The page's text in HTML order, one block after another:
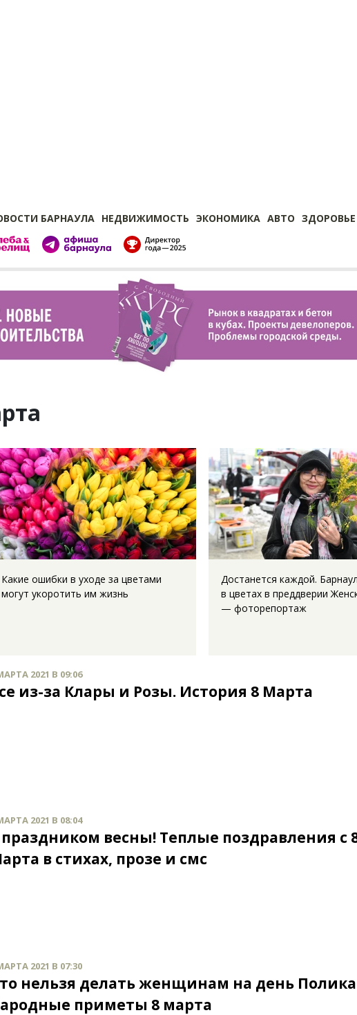
БАРНАУЛА НЕДВИЖИМОСТЬ ЭКОНОМИКА АВТО ЗДОРОВЬЕ
Какие ошибки в уходе за цветами
могут укоротить им жизнь
Достанется каждой.
в цветах в преддверии
— фоторепортаж
2021 В 09:06
из-за Клары и Розы. История 8 Марта
2021 В 08:04
праздником весны! Теплые поздравления с
в стихах, прозе и смс
2021 В 07:30
нельзя делать женщинам на день
приметы 8 марта